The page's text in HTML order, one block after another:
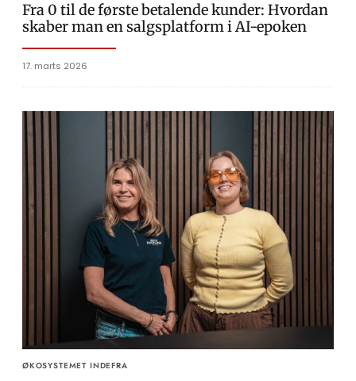
Fra 0 til de første betalende kunder: Hvordan
skaber man en salgsplatform i AI-epoken
17. marts 2026
ØKOSYSTEMET INDEFRA